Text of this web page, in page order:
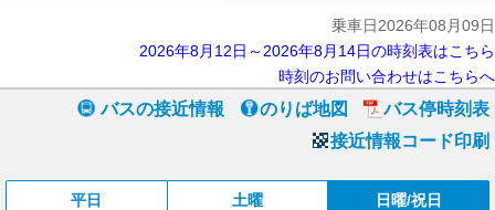
乗車日2026年08月09日
2026年8月12日～2026年8月14日の時刻表はこちら
時刻のお問い合わせはこちらへ
バスの接近情報 のりば地図
バス停時刻表
接近情報コード印刷
平日 土曜 日曜/祝日